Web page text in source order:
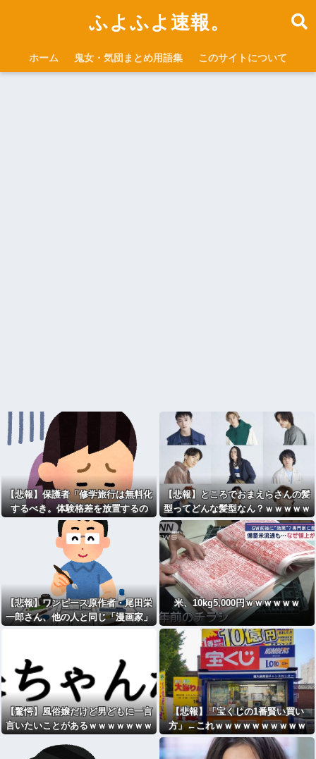
ふよふよ速報。
ホーム 鬼女・気団まとめ用語集 このサイトについて
【悲報】保護者「修学旅行は無料化
するべき。体験格差を放置するの
か」←これ
【悲報】ところでおまえらさんの髪
型ってどんな髪型なん？ｗｗｗｗｗ
ｗｗｗｗｗ
【悲報】ワンピース原作者・尾田栄
一郎さん、他の人と同じ「漫画家」
米、10kg5,000円ｗｗｗｗｗｗ
【驚愕】風俗嬢だけど男どもに一言
言いたいことがあるｗｗｗｗｗｗｗ
【悲報】「宝くじの1番賢い買い
方」←これｗｗｗｗｗｗｗｗｗｗ